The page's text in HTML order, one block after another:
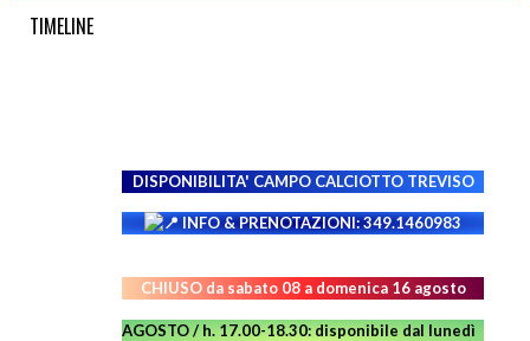
TIMELINE
DISPONIBILITA' CAMPO CALCIOTTO TREVISO
INFO & PRENOTAZIONI: 349.1460983
CHIUSO da sabato 08 a domenica 16 agosto
AGOSTO / h. 17.00-18.30: disponibile dal lunedì